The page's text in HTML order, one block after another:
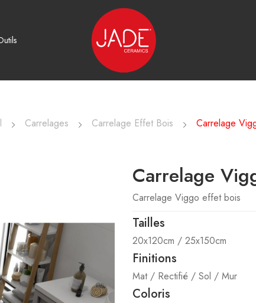
Carrelages Carrelage Effet Bois Carrelage
Carrelage
Carrelage Viggo effet bois
Tailles
20x120cm / 25x150cm
Finitions
Mat / Rectifié / Sol / Mur
Coloris